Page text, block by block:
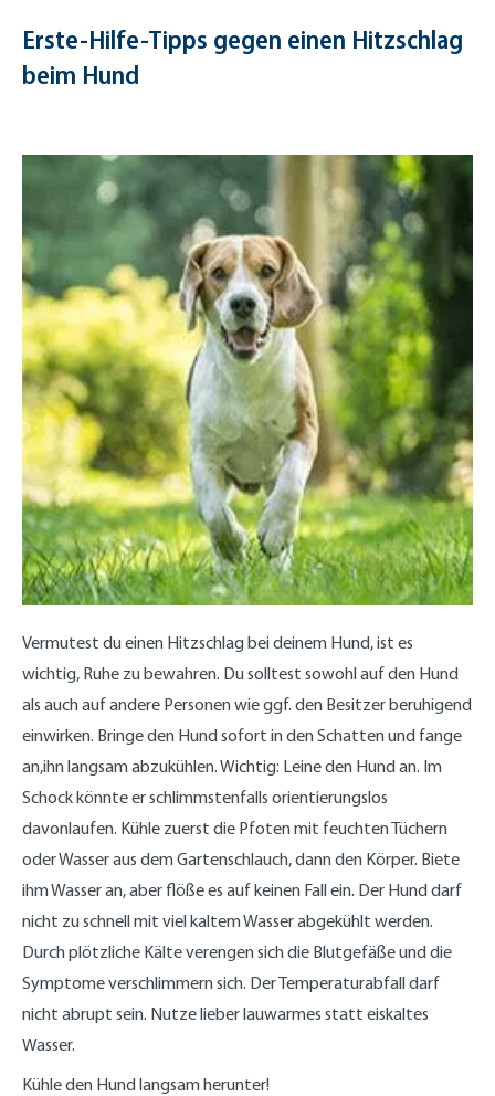
Erste-Hilfe-Tipps gegen einen Hitzschlag
beim Hund
Vermutest du einen Hitzschlag bei deinem Hund, ist es
wichtig, Ruhe zu bewahren. Du solltest sowohl auf den Hund
als auch auf andere Personen wie ggf. den Besitzer beruhigend
einwirken. Bringe den Hund sofort in den Schatten und fange
an,ihn langsam abzukühlen. Wichtig: Leine den Hund an. Im
Schock könnte er schlimmstenfalls orientierungslos
davonlaufen. Kühle zuerst die Pfoten mit feuchten Tüchern
oder Wasser aus dem Gartenschlauch, dann den Körper. Biete
ihm Wasser an, aber flöße es auf keinen Fall ein. Der Hund darf
nicht zu schnell mit viel kaltem Wasser abgekühlt werden.
Durch plötzliche Kälte verengen sich die Blutgefäße und die
Symptome verschlimmern sich. Der Temperaturabfall darf
nicht abrupt sein. Nutze lieber lauwarmes statt eiskaltes
Wasser.
Kühle den Hund langsam herunter!